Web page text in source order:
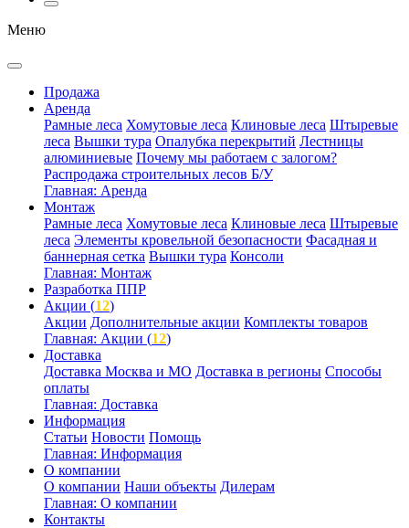
Меню
Продажа
Аренда
Рамные леса Хомутовые леса Клиновые леса Штыревые
леса Вышки тура Опалубка перекрытий Лестницы
алюминиевые Почему мы работаем с залогом?
Распродажа строительных лесов Б/У
Главная: Аренда
Монтаж
Рамные леса Хомутовые леса Клиновые леса Штыревые
леса Элементы кровельной безопасности Фасадная и
баннерная сетка Вышки тура Консоли
Главная: Монтаж
Разработка ППР
Акции (12)
Акции Дополнительные акции Комплекты товаров
Главная: Акции (12)
Доставка
Доставка Москва и МО Доставка в регионы Способы
оплаты
Главная: Доставка
Информация
Статьи Новости Помощь
Главная: Информация
О компании
О компании Наши объекты Дилерам
Главная: О компании
Контакты